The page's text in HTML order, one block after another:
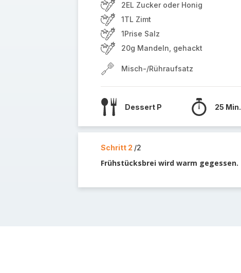
2EL Zucker oder Honig
1TL Zimt
1Prise Salz
20g Mandeln, gehackt
Misch-/Rühraufsatz
Dessert P 25 Min.
Schritt 2 /2
Frühstücksbrei wird warm gegessen.